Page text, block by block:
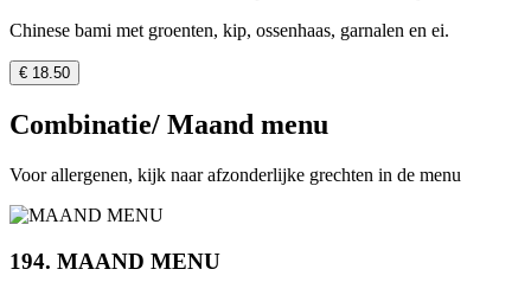
Chinese bami met groenten, kip, ossenhaas, garnalen en ei.
€ 18.50
Combinatie/ Maand menu
Voor allergenen, kijk naar afzonderlijke grechten in de menu
194. MAAND MENU